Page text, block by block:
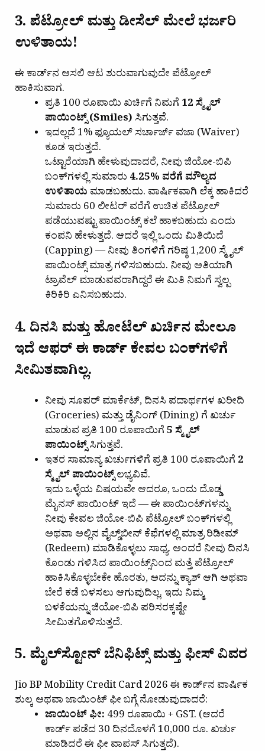
3. ಪೆಟ್ರೋಲ್ ಮತ್ತು ಡೀಸೆಲ್ ಮೇಲೆ ಭರ್ಜರಿ
ಉಳಿತಾಯ!
ಈ ಕಾರ್ಡ್‌ನ ಅಸಲಿ ಆಟ ಶುರುವಾಗುವುದೇ ಪೆಟ್ರೋಲ್
ಹಾಕಿಸುವಾಗ.
ಪ್ರತಿ 100 ರೂಪಾಯಿ ಖರ್ಚಿಗೆ ನಿಮಗೆ 12 ಸ್ಮೈಲ್
ಪಾಯಿಂಟ್ಸ್ (Smiles) ಸಿಗುತ್ತವೆ.
ಇದಲ್ಲದೆ 1% ಫ್ಯೂಯಲ್ ಸರ್ಚಾರ್ಜ್ ವಜಾ (Waiver)
ಕೂಡ ಇರುತ್ತದೆ.
ಒಟ್ಟಾರೆಯಾಗಿ ಹೇಳುವುದಾದರೆ, ನೀವು ಜಿಯೋ-ಬಿಪಿ
ಬಂಕ್‌ಗಳಲ್ಲಿ ಸುಮಾರು 4.25% ವರೆಗೆ ಮೌಲ್ಯದ
ಉಳಿತಾಯ ಮಾಡಬಹುದು. ವಾರ್ಷಿಕವಾಗಿ ಲೆಕ್ಕ ಹಾಕಿದರೆ
ಸುಮಾರು 60 ಲೀಟರ್ ವರೆಗೆ ಉಚಿತ ಪೆಟ್ರೋಲ್
ಪಡೆಯುವಷ್ಟು ಪಾಯಿಂಟ್ಸ್ ಕಲೆ ಹಾಕಬಹುದು ಎಂದು
ಕಂಪನಿ ಹೇಳುತ್ತದೆ. ಆದರೆ ಇಲ್ಲಿ ಒಂದು ಮಿತಿಯಿದೆ
(Capping) — ನೀವು ತಿಂಗಳಿಗೆ ಗರಿಷ್ಠ 1,200 ಸ್ಮೈಲ್
ಪಾಯಿಂಟ್ಸ್ ಮಾತ್ರ ಗಳಿಸಬಹುದು. ನೀವು ಅತಿಯಾಗಿ
ಟ್ರಾವೆಲ್ ಮಾಡುವವರಾಗಿದ್ದರೆ ಈ ಮಿತಿ ನಿಮಗೆ ಸ್ವಲ್ಪ
ಕಿರಿಕಿರಿ ಎನಿಸಬಹುದು.
4. ದಿನಸಿ ಮತ್ತು ಹೋಟೆಲ್ ಖರ್ಚಿನ ಮೇಲೂ
ಇದೆ ಆಫರ್ ಈ ಕಾರ್ಡ್ ಕೇವಲ ಬಂಕ್‌ಗಳಿಗೆ
ಸೀಮಿತವಾಗಿಲ್ಲ.
ನೀವು ಸೂಪರ್ ಮಾರ್ಕೆಟ್, ದಿನಸಿ ಪದಾರ್ಥಗಳ ಖರೀದಿ
(Groceries) ಮತ್ತು ಡೈನಿಂಗ್ (Dining) ಗೆ ಖರ್ಚು
ಮಾಡುವ ಪ್ರತಿ 100 ರೂಪಾಯಿಗೆ5 ಸ್ಮೈಲ್
ಪಾಯಿಂಟ್ಸ್ಸಿಗುತ್ತವೆ.
ಇತರ ಸಾಮಾನ್ಯ ಖರ್ಚುಗಳಿಗೆ ಪ್ರತಿ 100 ರೂಪಾಯಿಗೆ 2
ಸ್ಮೈಲ್ ಪಾಯಿಂಟ್ಸ್ಲಭ್ಯವಿವೆ.
ಇದು ಒಳ್ಳೆಯ ವಿಷಯವೇ ಆದರೂ, ಒಂದು ದೊಡ್ಡ
ಮೈನಸ್ ಪಾಯಿಂಟ್ ಇದೆ — ಈ ಪಾಯಿಂಟ್‌ಗಳನ್ನು
ನೀವು ಕೇವಲ ಜಿಯೋ-ಬಿಪಿ ಪೆಟ್ರೋಲ್ ಬಂಕ್‌ಗಳಲ್ಲಿ
ಅಥವಾ ಅಲ್ಲಿನ ವೈಲ್ಡ್‌ಬೀನ್ ಕೆಫೆಗಳಲ್ಲಿ ಮಾತ್ರ ರಿಡೀಮ್
(Redeem) ಮಾಡಿಕೊಳ್ಳಲು ಸಾಧ್ಯ. ಅಂದರೆ ನೀವು ದಿನಸಿ
ಕೊಂಡು ಗಳಿಸಿದ ಪಾಯಿಂಟ್ಸ್‌ನಿಂದ ಮತ್ತೆ ಪೆಟ್ರೋಲ್
ಹಾಕಿಸಿಕೊಳ್ಳಬೇಕೇ ಹೊರತು, ಅದನ್ನು ಕ್ಯಾಶ್ ಆಗಿ ಅಥವಾ
ಬೇರೆ ಕಡೆ ಬಳಸಲು ಆಗುವುದಿಲ್ಲ. ಇದು ನಿಮ್ಮ
ಬಳಕೆಯನ್ನು ಜಿಯೋ-ಬಿಪಿ ಪರಿಸರಕ್ಕಷ್ಟೇ
ಸೀಮಿತಗೊಳಿಸುತ್ತದೆ.
5. ಮೈಲ್‌ಸ್ಟೋನ್ ಬೆನಿಫಿಟ್ಸ್ ಮತ್ತು ಫೀಸ್ ವಿವರ
Jio BP Mobility Credit Card 2026ಈ ಕಾರ್ಡ್‌ನ ವಾರ್ಷಿಕ
ಶುಲ್ಕ ಅಥವಾ ಜಾಯಿಂಟ್ ಫೀ ಬಗ್ಗೆ ನೋಡುವುದಾದರೆ:
ಜಾಯಿಂಟ್ ಫೀ: 499 ರೂಪಾಯಿ + GST. (ಆದರೆ
ಕಾರ್ಡ್ ಪಡೆದ 30 ದಿನದೊಳಗೆ 10,000 ರೂ. ಖರ್ಚು
ಮಾಡಿದರೆ ಈ ಫೀ ವಾಪಸ್ ಸಿಗುತ್ತದೆ).